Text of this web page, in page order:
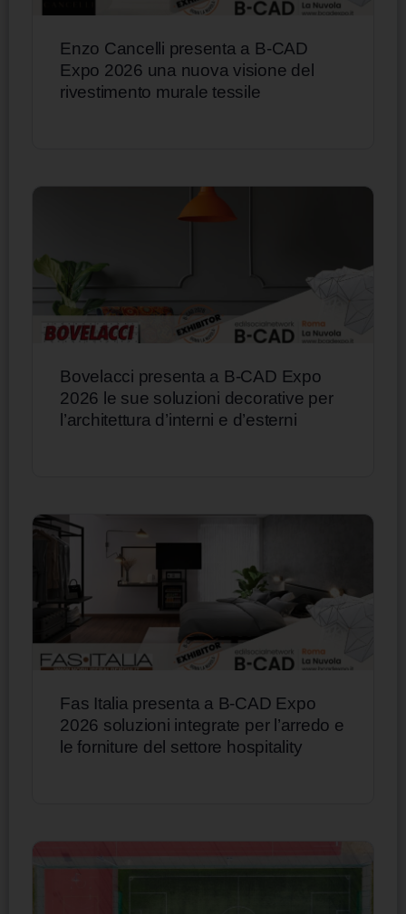
Enzo Cancelli presenta a B-CAD
Expo 2026 una nuova visione del
rivestimento murale tessile
Bovelacci presenta a B-CAD Expo
2026 le sue soluzioni decorative per
l’architettura d’interni e d’esterni
Fas Italia presenta a B-CAD Expo
2026 soluzioni integrate per l’arredo e
le forniture del settore hospitality